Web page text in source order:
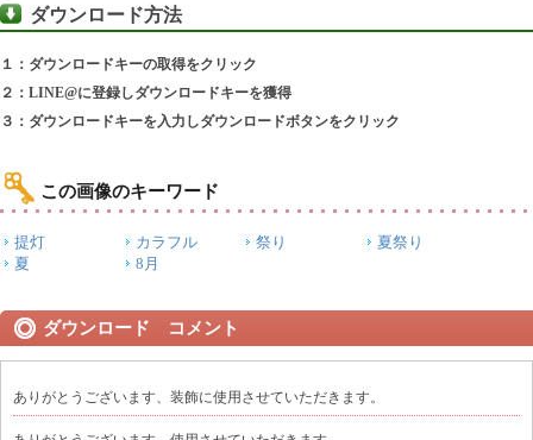
ダウンロード方法
１：ダウンロードキーの取得をクリック
２：LINE@に登録しダウンロードキーを獲得
３：ダウンロードキーを入力しダウンロードボタンをクリック
この画像のキーワード
提灯 カラフル 祭り
夏祭り
夏
8月
ダウンロード コメント
ありがとうございます、装飾に使用させていただきます。